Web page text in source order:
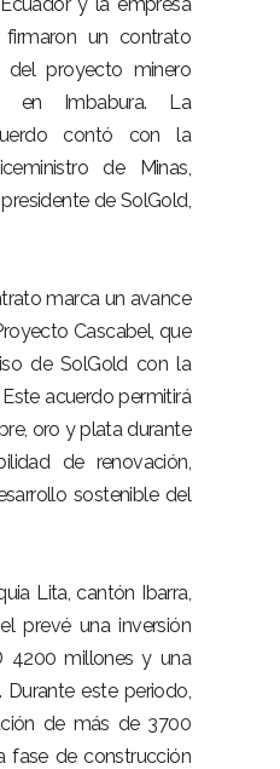
firmaron un contrato
del proyecto minero
en Imbabura. La
contó con la
de Minas,
de SolGold,
marca un avance
Cascabel, que
de SolGold con la
acuerdo permitirá
oro y plata durante
de renovación,
sostenible del
Lita, cantón Ibarra,
prevé una inversión
4200 millones y una
este periodo,
de más de 3700
fase de construcción